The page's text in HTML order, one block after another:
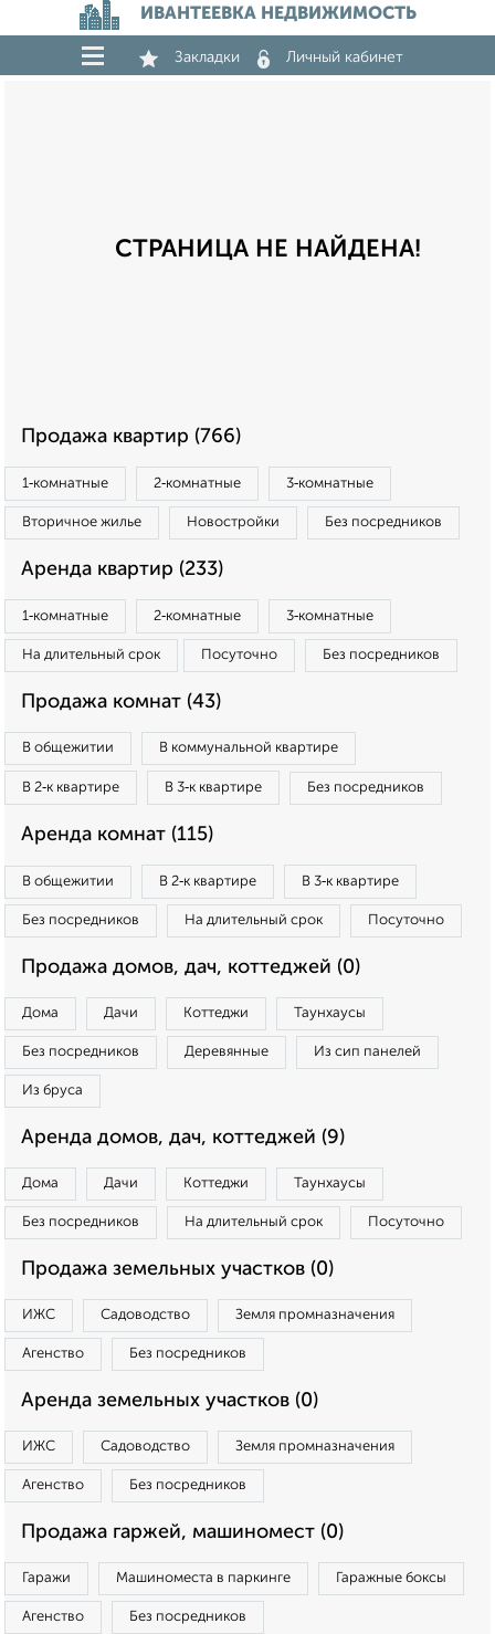
ИВАНТЕЕВКА НЕДВИЖИМОСТЬ
Закладки Личный кабинет
СТРАНИЦА НЕ НАЙДЕНА!
Продажа квартир (766)
1‑комнатные 2‑комнатные 3‑комнатные
Вторичное жилье Новостройки Без посредников
Аренда квартир (233)
1‑комнатные 2‑комнатные 3‑комнатные
На длительный срок Посуточно Без посредников
Продажа комнат (43)
В общежитии В коммунальной квартире
В 2‑к квартире В 3‑к квартире Без посредников
Аренда комнат (115)
В общежитии В 2‑к квартире В 3‑к квартире
Без посредников На длительный срок Посуточно
Продажа домов, дач, коттеджей (0)
Дома Дачи Коттеджи Таунхаусы
Без посредников Деревянные Из сип панелей
Из бруса
Аренда домов, дач, коттеджей (9)
Дома Дачи Коттеджи Таунхаусы
Без посредников На длительный срок Посуточно
Продажа земельных участков (0)
ИЖС Садоводство Земля промназначения
Агенство Без посредников
Аренда земельных участков (0)
ИЖС Садоводство Земля промназначения
Агенство Без посредников
Продажа гаржей, машиномест (0)
Гаражи Машиноместа в паркинге Гаражные боксы
Агенство Без посредников